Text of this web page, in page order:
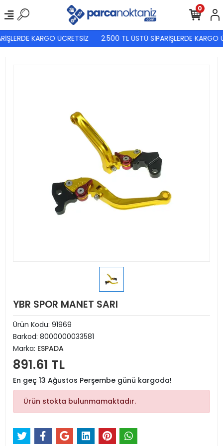
KARGO ÜCRETSİZ 2.500 TL ÜSTÜ SİPARİŞLERDE KARGO
0
YBR SPOR MANET SARI
Ürün Kodu: 91969
Barkod: 8000000033581
Marka: ESPADA
891.61 TL
En geç 13 Ağustos Perşembe günü kargoda!
Ürün stokta bulunmamaktadır.